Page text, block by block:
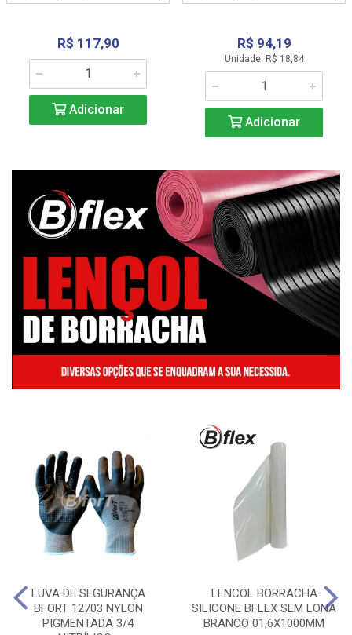
R$ 117,90
Adicionar
R$ 94,19
Unidade: R$ 18,84
Adicionar
LUVA DE SEGURANÇA
BFORT 12703 NYLON
PIGMENTADA 3/4
LENCOL BORRACHA
SILICONE BFLEX SEM LONA
BRANCO 01,6X1000MM